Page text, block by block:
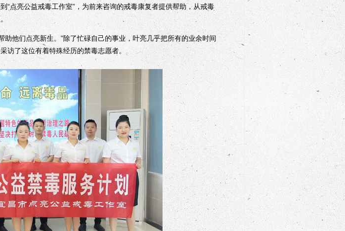
亮公益戒毒工作室”，为前来咨询的戒毒康复者提供帮助，从戒毒
他们点亮新生。”除了忙碌自己的事业，叶亮几乎把所有的业余时间
访了这位有着特殊经历的禁毒志愿者。